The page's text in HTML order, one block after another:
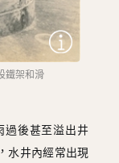
鐵架和滑
過後甚至溢出井
水井內經常出現